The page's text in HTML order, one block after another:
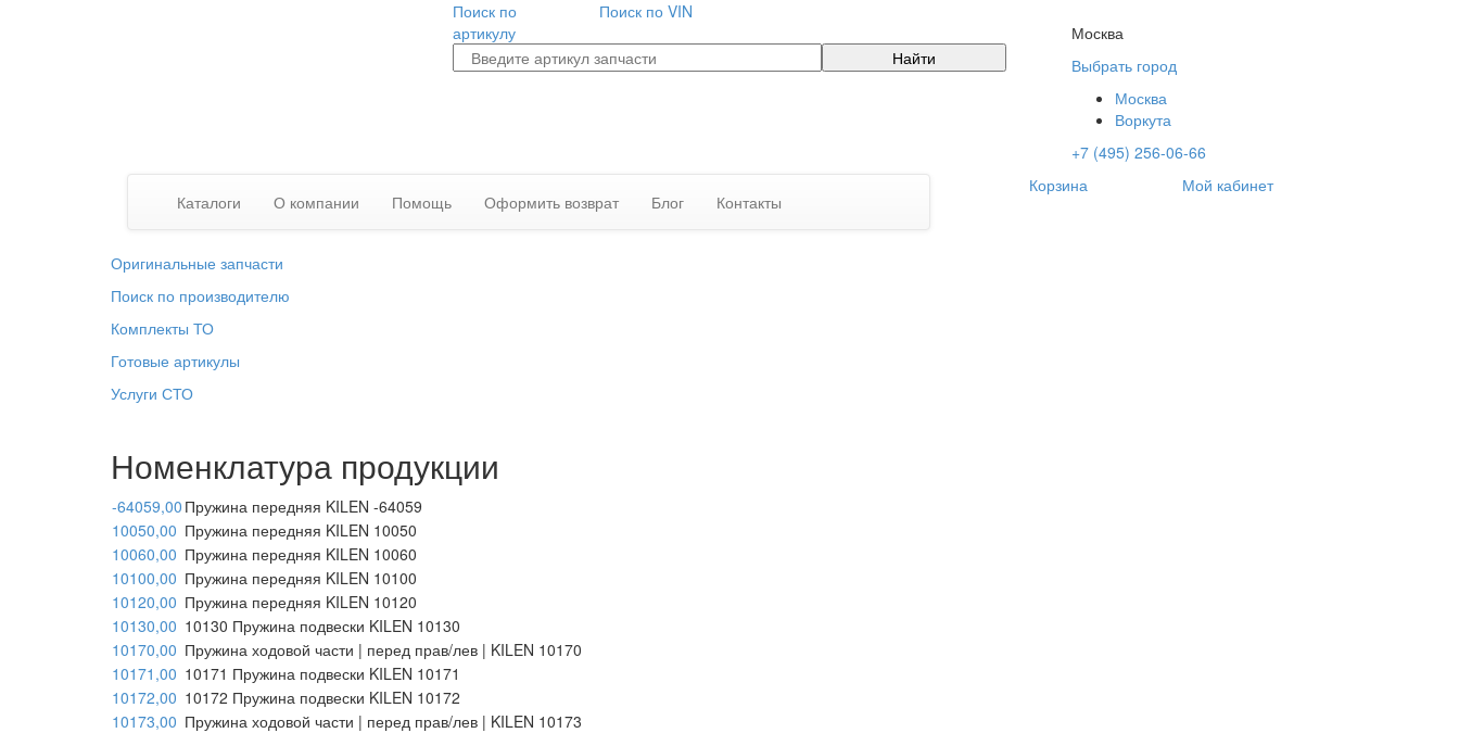
Поиск по
артикулу
Поиск по VIN
Найти
Москва
Выбрать город
Москва
Воркута
+7 (495) 256-06-66
Каталоги О компании Помощь Оформить возврат Блог Контакты
Корзина Мой кабинет
Оригинальные запчасти
Поиск по производителю
Комплекты ТО
Готовые артикулы
Услуги СТО
Номенклатура продукции
-64059,00 Пружина передняя KILEN -64059
10050,00 Пружина передняя KILEN 10050
10060,00 Пружина передняя KILEN 10060
10100,00 Пружина передняя KILEN 10100
10120,00 Пружина передняя KILEN 10120
10130,00 10130 Пружина подвески KILEN 10130
10170,00 Пружина ходовой части | перед прав/лев | KILEN 10170
10171,00 10171 Пружина подвески KILEN 10171
10172,00 10172 Пружина подвески KILEN 10172
10173,00 Пружина ходовой части | перед прав/лев | KILEN 10173